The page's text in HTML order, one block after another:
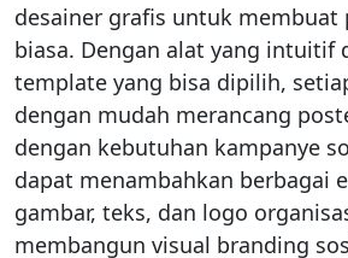
desainer grafis untuk membuat
biasa. Dengan alat yang intuitif
template yang bisa dipilih,
dengan mudah merancang
dengan kebutuhan kampanye
dapat menambahkan berbagai
gambar, teks, dan logo
membangun visual branding